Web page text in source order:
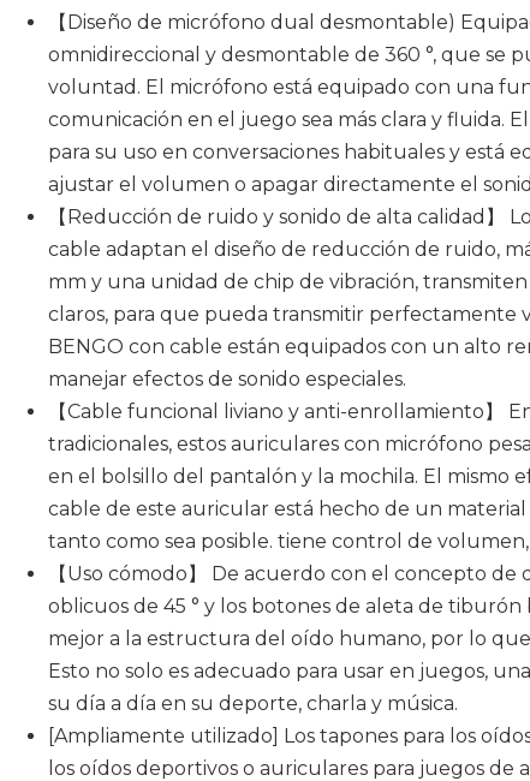
【Diseño de micrófono dual desmontable)
omnidireccional y desmontable de 360 °, que se
voluntad. El micrófono está equipado con una
comunicación en el juego sea más clara y fluida.
para su uso en conversaciones habituales y
ajustar el volumen o apagar directamente el
【Reducción de ruido y sonido de alta calidad】
cable adaptan el diseño de reducción de ruido,
mm y una unidad de chip de vibración,
claros, para que pueda transmitir perfectamente
BENGO con cable están equipados con un alto
manejar efectos de sonido especiales.
【Cable funcional liviano y anti-enrollamiento】
tradicionales, estos auriculares con micrófono
en el bolsillo del pantalón y la mochila. El mismo
cable de este auricular está hecho de un
tanto como sea posible. tiene control de
【Uso cómodo】 De acuerdo con el concepto
oblicuos de 45 ° y los botones de aleta de
mejor a la estructura del oído humano, por lo
Esto no solo es adecuado para usar en juegos,
su día a día en su deporte, charla y música.
[Ampliamente utilizado] Los tapones para los
los oídos deportivos o auriculares para juegos de